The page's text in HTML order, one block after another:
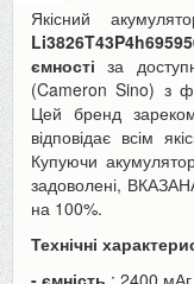
Якісний
ємності за
(Cameron Sino) з
Цей бренд
відповідає всім
Купуючи
задоволені,
на 100%.
Технічні
- ємність : 2400 мАг